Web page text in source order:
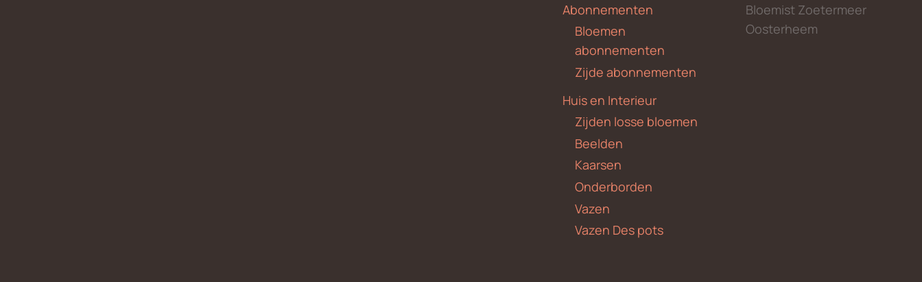
Abonnementen
Bloemen
abonnementen
Zijde abonnementen
Huis en Interieur
Zijden losse bloemen
Beelden
Kaarsen
Onderborden
Vazen
Vazen Des pots
Bloemist Zoetermeer
Oosterheem